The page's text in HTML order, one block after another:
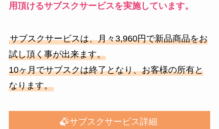
用頂けるサブスクサービスを実施しています。
サブスクサービスは、月々3,960円で新品商品をお
試し頂く事が出来ます。
10ヶ月でサブスクは終了となり、お客様の所有と
なります。
サブスクサービス詳細